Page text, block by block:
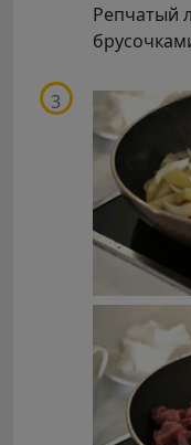
Репчатый